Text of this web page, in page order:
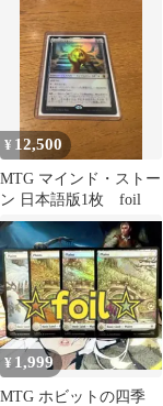
¥ 12,500
MTG マインド・ストー
ン 日本語版1枚 foil
¥ 1,999
MTG ホビットの四季